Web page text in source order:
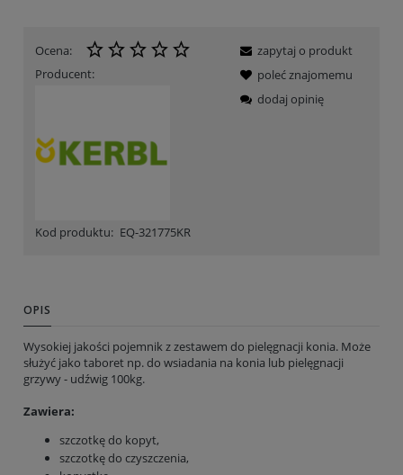
Ocena:
Producent:
Kod produktu: EQ-321775KR
zapytaj o produkt
poleć znajomemu
dodaj opinię
OPIS
Wysokiej jakości pojemnik z zestawem do pielęgnacji konia. Może
służyć jako taboret np. do wsiadania na konia lub pielęgnacji
grzywy - udźwig 100kg.
Zawiera:
szczotkę do kopyt,
szczotkę do czyszczenia,